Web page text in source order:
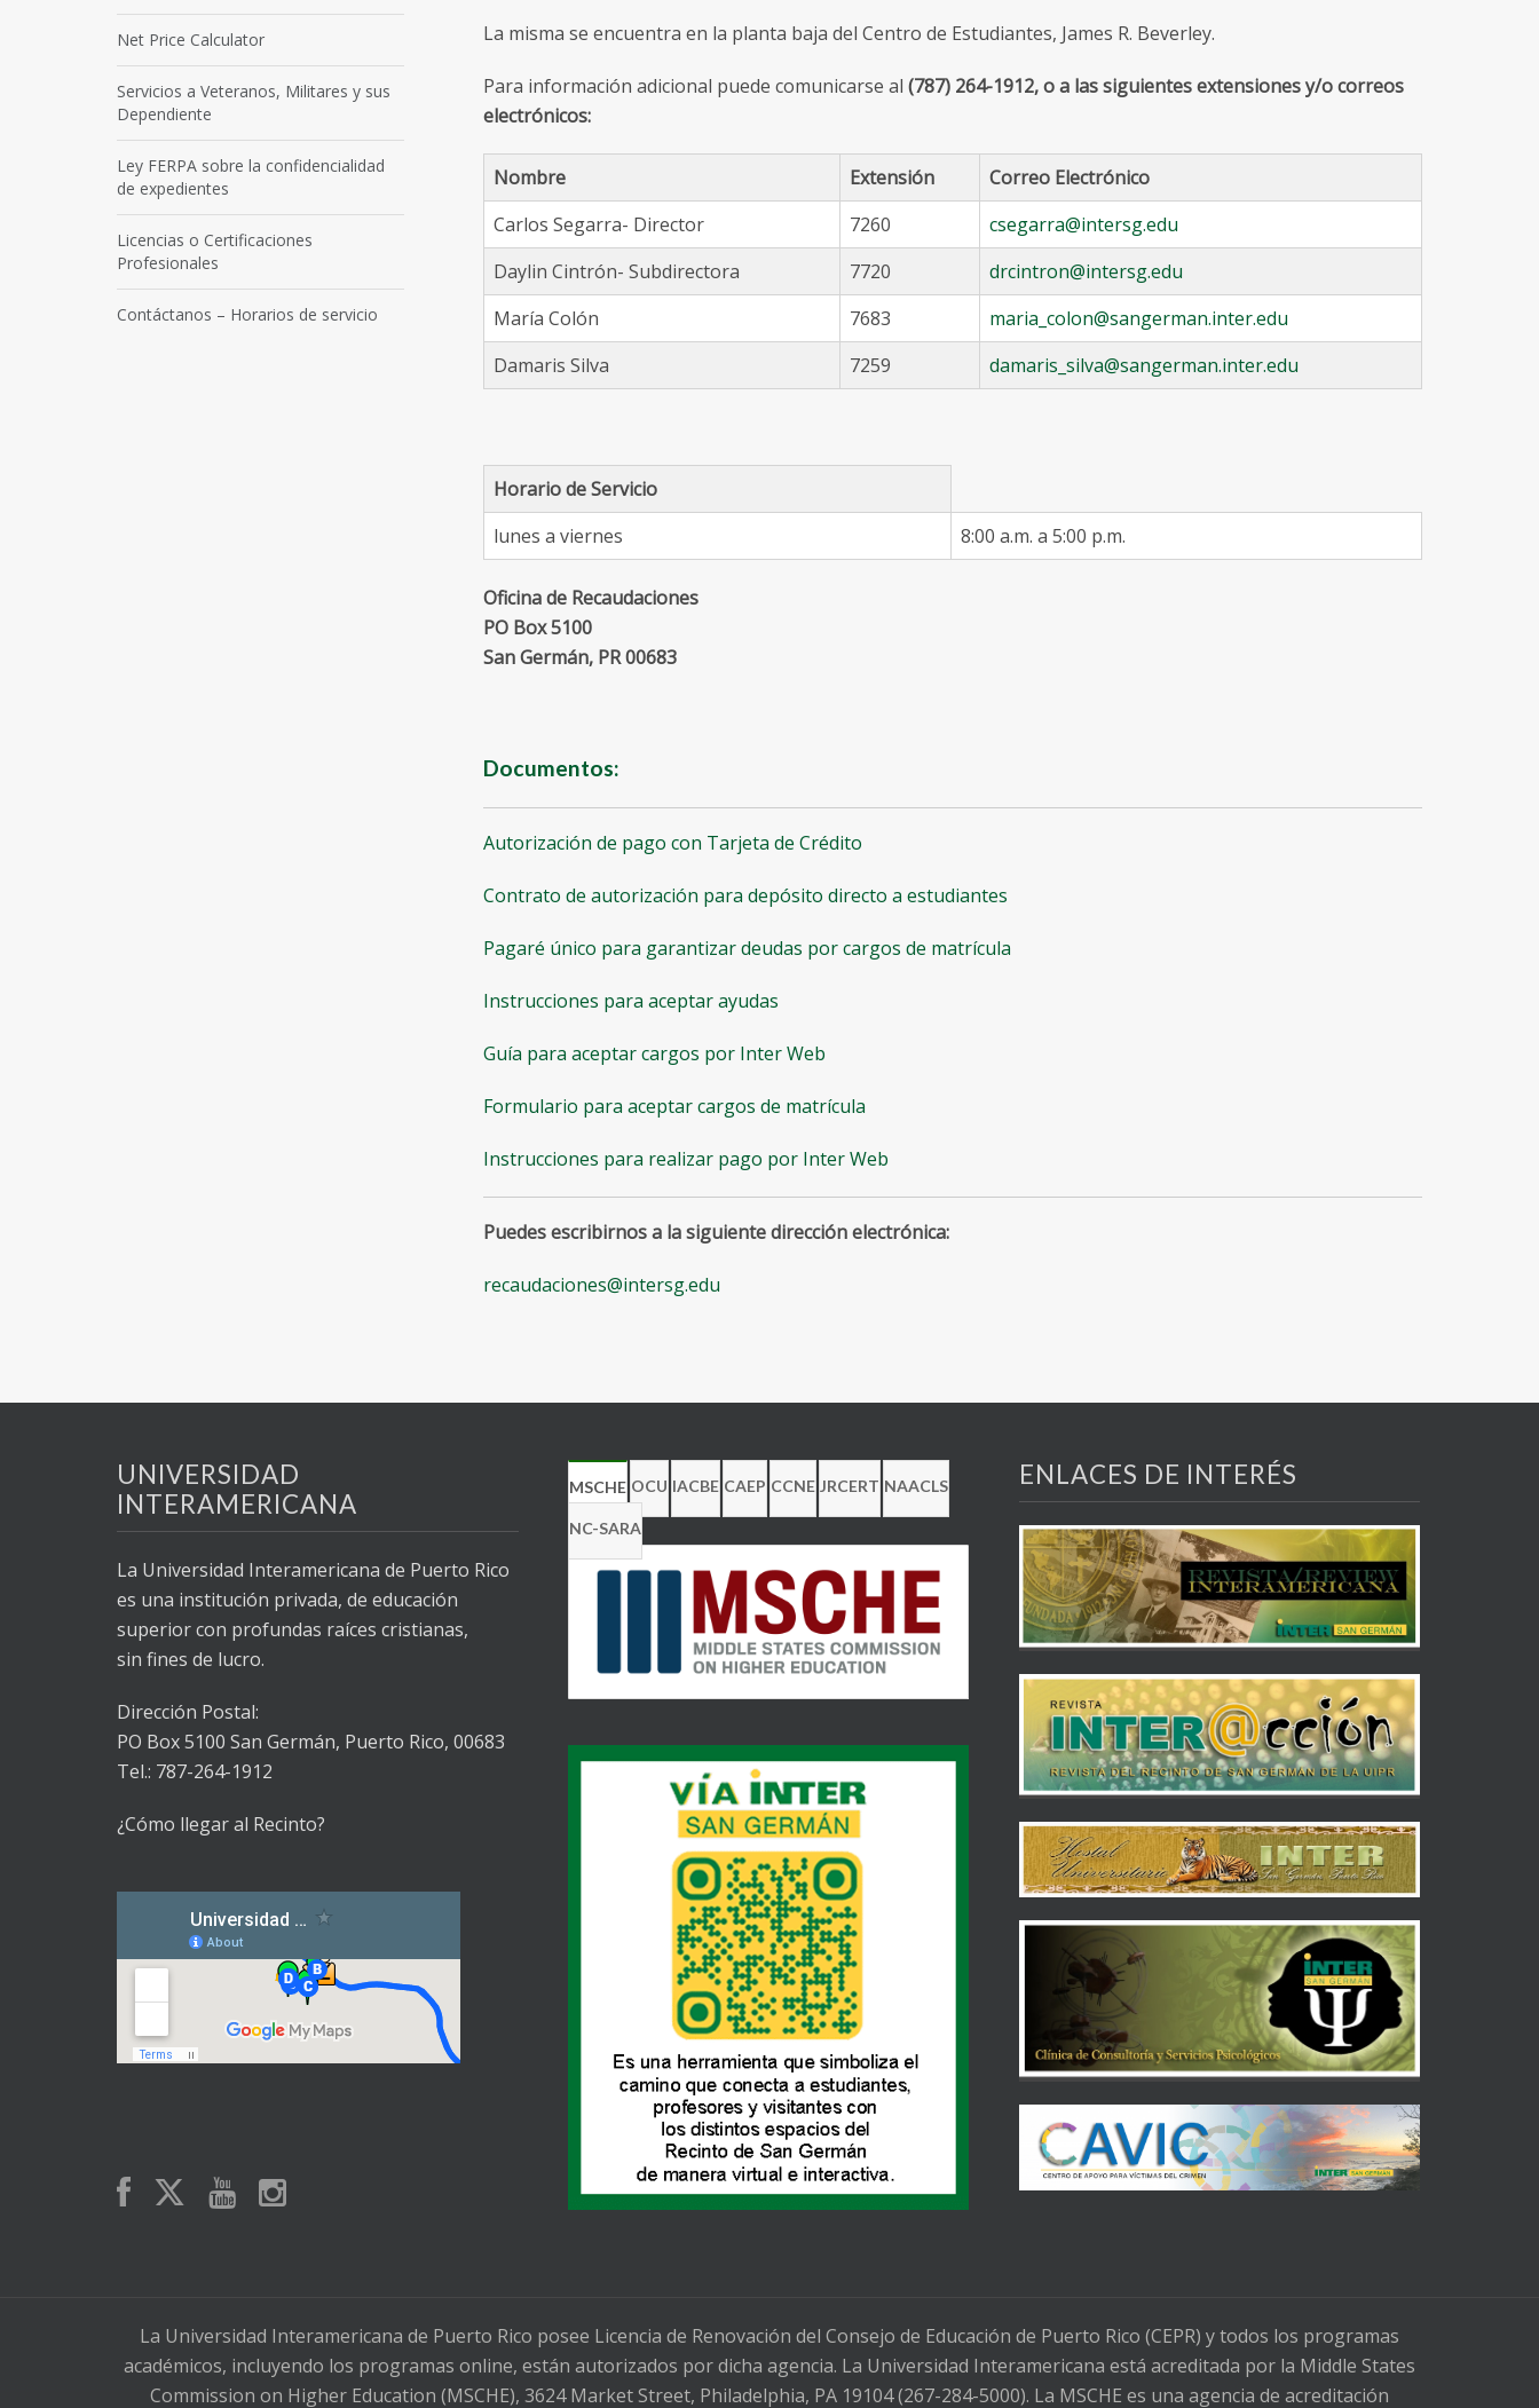
La misma se encuentra en la planta baja del Centro de Estudiantes, James R. Beverley.
Para información adicional puede comunicarse al (787) 264-1912, oa las siguientes extensiones y/o correos
electrónicos:
Nombre Extensión
Correo Electrónico
Carlos Segarra- Director
7260
csegarra@intersg.edu
Daylin Cintrón- Subdirectora
7720
drcintron@intersg.edu
María Colón
7683
maria_colon@sangerman.inter.edu
Damaris Silva
7259 damaris_silva@sangerman.inter.edu
Horario de Servicio
lunes a viernes
8:00 a.m. a 5:00 p.m.
Oficina de Recaudaciones
PO Box 5100
San Germán, PR 00683
Documentos:
Autorización de pago con Tarjeta de Crédito
Contrato de autorización para depósito directo a estudiantes
Pagaré único para garantizar deudas por cargos de matrícula
Instrucciones para aceptar ayudas
Guía para aceptar cargos por Inter Web
Formulario para aceptar cargos de matrícula
Instrucciones para realizar pago por Inter Web
Puedes escribirnos a la siguiente dirección electrónica:
recaudaciones@intersg.edu
Net Price Calculator
Servicios a Veteranos, Militares y sus
Dependiente
Ley FERPA sobre la confidencialidad
de expedientes
Licencias o Certificaciones
Profesionales
Contáctanos – Horarios de servicio
UNIVERSIDAD
INTERAMERICANA
La Universidad Interamericana de Puerto Rico
es una institución privada, de educación
superior con profundas raíces cristianas,
sin fines de lucro.
Dirección Postal:
PO Box 5100 San Germán, Puerto Rico, 00683
Tel.: 787-264-1912
¿Cómo llegar al Recinto?
MSCHE OCU IACBE CAEP CCNE JRCERT NAACLS
NC-SARA
ENLACES DE INTERÉS
La Universidad Interamericana de Puerto Rico posee Licencia de Renovación del Consejo de Educación de Puerto Rico (CEPR) y todos los programas
académicos, incluyendo los programas online, están autorizados por dicha agencia. La Universidad Interamericana está acreditada por la Middle States
Commission on Higher Education (MSCHE), 3624 Market Street, Philadelphia, PA 19104 (267-284-5000). La MSCHE es una agencia de acreditación